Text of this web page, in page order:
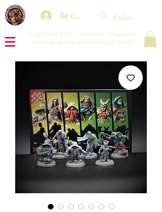
Se connecter
Congés d'été du 29/07 au 10/08/26 : Commandes
traitées une fois par semaine durant la période.